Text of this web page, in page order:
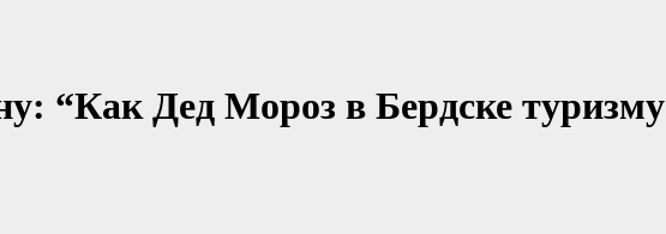
“Как Дед Мороз в Бердске туризму